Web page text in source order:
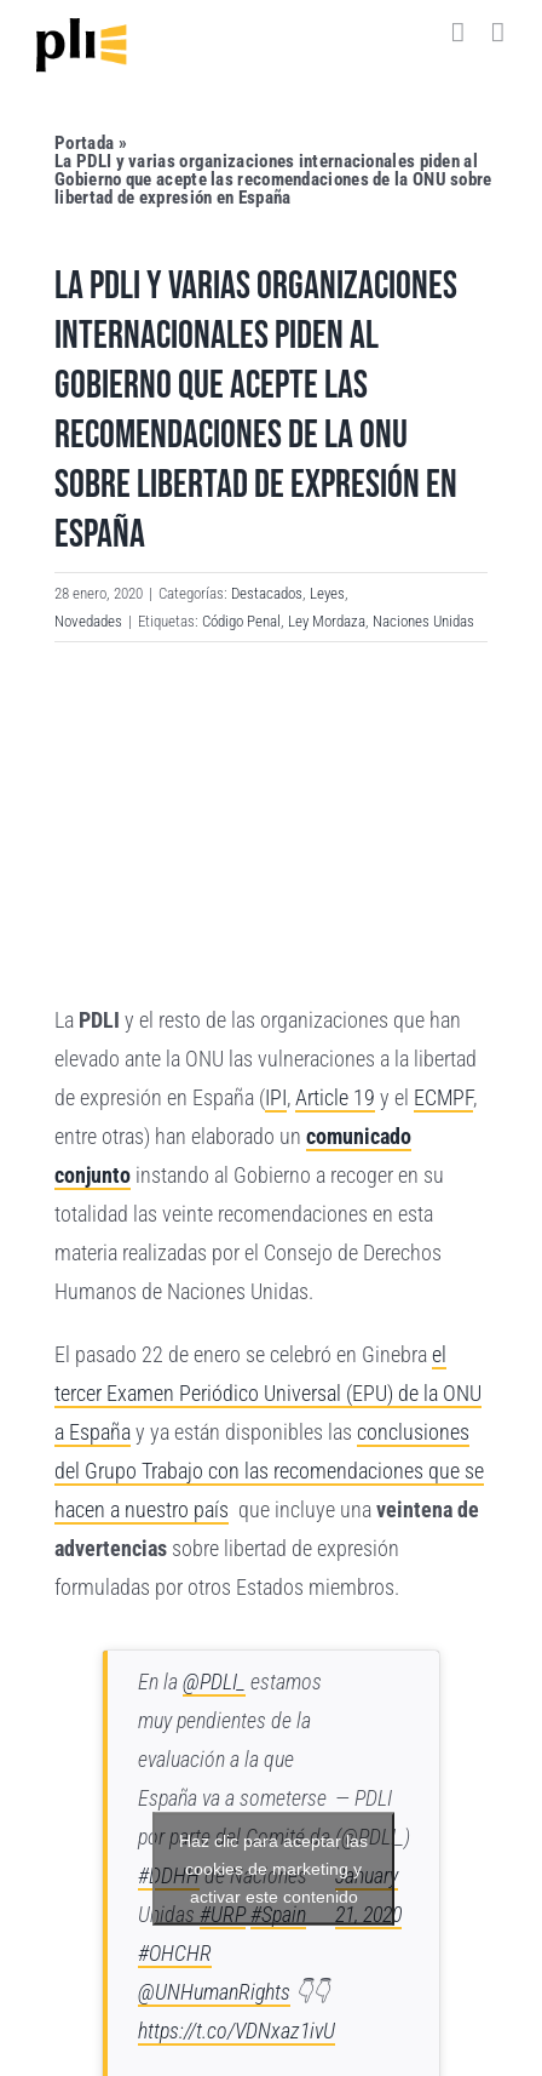
Portada »
La PDLI y varias organizaciones internacionales piden al
Gobierno que acepte las recomendaciones de la ONU sobre
libertad de expresión en España
LA PDLI Y VARIAS ORGANIZACIONES
INTERNACIONALES PIDEN AL
GOBIERNO QUE ACEPTE LAS
RECOMENDACIONES DE LA ONU
SOBRE LIBERTAD DE EXPRESIÓN EN
ESPAÑA
28 enero, 2020 | Categorías: Destacados Leyes
Novedades | Etiquetas:Código Penal Ley Mordaza Naciones Unidas
La PDLI y el resto de las organizaciones que han
elevado ante la ONU las vulneraciones a la libertad
de expresión en España (IPI,Article 19 y el ECMPF,
entre otras) han elaborado uncomunicado
conjunto instando al Gobierno a recoger en su
totalidad las veinte recomendaciones en esta
materia realizadas por el Consejo de Derechos
Humanos de Naciones Unidas.
El pasado 22 de enero se celebró en Ginebrael
tercer Examen Periódico Universal (EPU) de la ONU
a Españay ya están disponibles lasconclusiones
del Grupo Trabajo con las recomendaciones que se
hacen a nuestro país que incluye unaveintena de
advertencias sobre libertad de expresión
formuladas por otros Estados miembros.
En la@PDLI_ estamos
muy pendientes de la
evaluación a la que
España va a someterse
por parte del Comité de
#DDHHde Naciones
Unidas #URP #Spain
#OHCHR
@UNHumanRights 👇👇
https://t.co/VDNxaz1ivU
— PDLI
(@PDLI_)
January
21, 2020
Haz clic para aceptar las
cookies de marketing y
activar este contenido